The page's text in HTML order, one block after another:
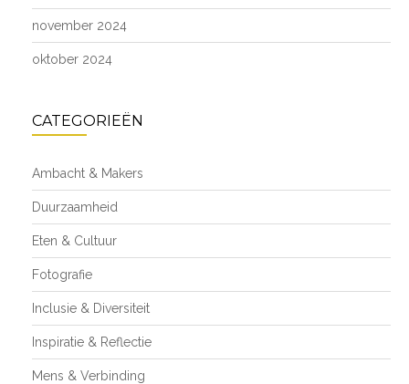
november 2024
oktober 2024
CATEGORIEËN
Ambacht & Makers
Duurzaamheid
Eten & Cultuur
Fotografie
Inclusie & Diversiteit
Inspiratie & Reflectie
Mens & Verbinding